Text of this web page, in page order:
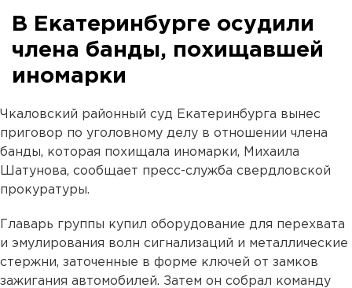
В Екатеринбурге осудили
члена банды, похищавшей
иномарки
Чкаловский районный суд Екатеринбурга вынес
приговор по уголовному делу в отношении члена
банды, которая похищала иномарки, Михаила
Шатунова, сообщает пресс-служба свердловской
прокуратуры.
Главарь группы купил оборудование для перехвата
и эмулирования волн сигнализаций и металлические
стержни, заточенные в форме ключей от замков
зажигания автомобилей. Затем он собрал команду